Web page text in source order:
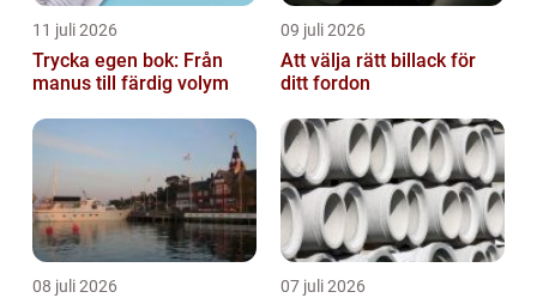
11 juli 2026
Trycka egen bok: Från
manus till färdig volym
09 juli 2026
Att välja rätt billack för
ditt fordon
08 juli 2026 07 juli 2026